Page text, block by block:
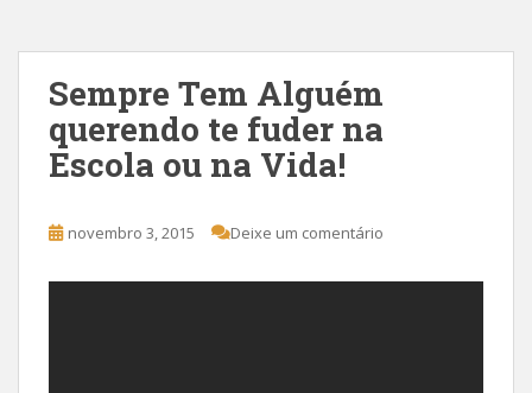
Sempre Tem Alguém
querendo te fuder na
Escola ou na Vida!
novembro 3, 2015 Deixe um comentário